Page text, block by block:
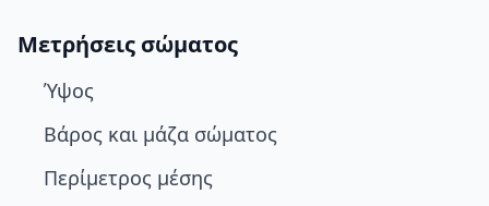
Μετρήσεις σώματος
Ύψος
Βάρος και μάζα σώματος
Περίμετρος μέσης